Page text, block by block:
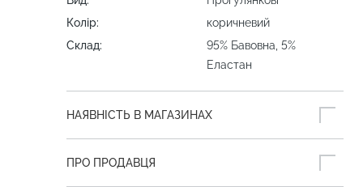
Колір:
коричневий
Склад:
95% Бавовна, 5%
Еластан
НАЯВНІСТЬ В МАГАЗИНАХ
ПРО ПРОДАВЦЯ